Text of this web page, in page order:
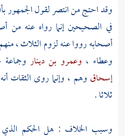
وقد احتج من انتصر لقول الجمهور
في الصحيحين إنما رواه عنه من
أصحابه رووا عنه لزوم الثلاث ، منهم
وعطاء ، وعمرو بن دينار
إسحاق وهم ، وإنما روى الثقات
ثلاثا .
وسبب الخلاف : هل الحكم الذي